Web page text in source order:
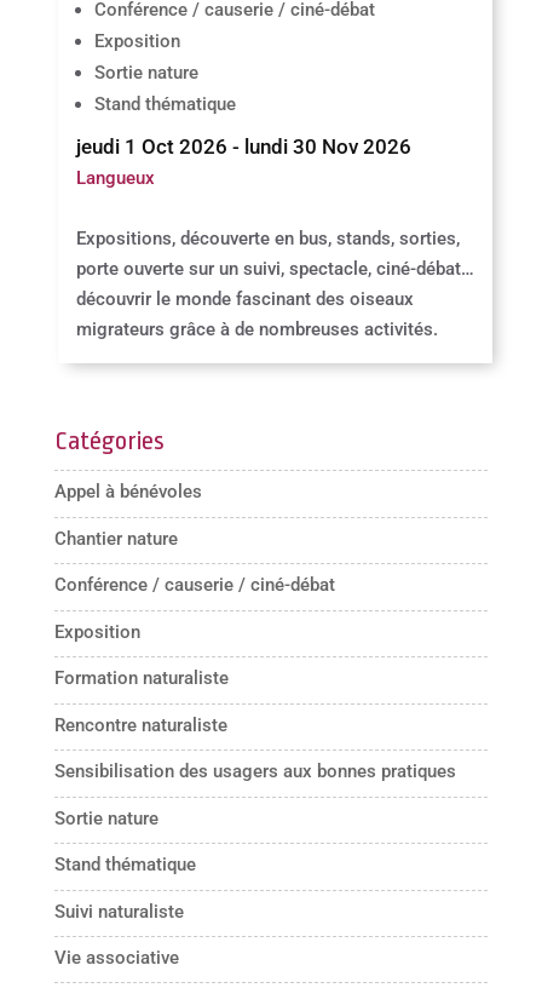
Conférence / causerie / ciné-débat
Exposition
Sortie nature
Stand thématique
jeudi 1 Oct 2026 - lundi 30 Nov 2026
Langueux
Expositions, découverte en bus, stands, sorties,
porte ouverte sur un suivi, spectacle, ciné-débat…
découvrir le monde fascinant des oiseaux
migrateurs grâce à de nombreuses activités.
Catégories
Appel à bénévoles
Chantier nature
Conférence / causerie / ciné-débat
Exposition
Formation naturaliste
Rencontre naturaliste
Sensibilisation des usagers aux bonnes pratiques
Sortie nature
Stand thématique
Suivi naturaliste
Vie associative